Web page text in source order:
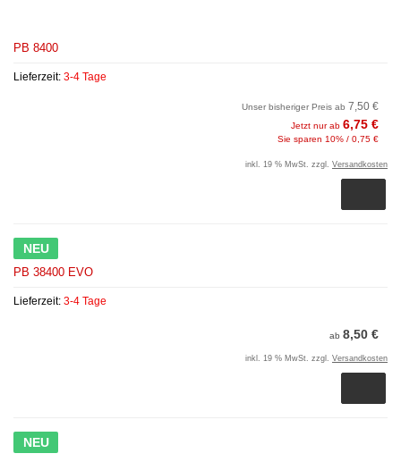
PB 8400
Lieferzeit: 3-4 Tage
Unser bisheriger Preis ab 7,50 €
Jetzt nur ab 6,75 €
Sie sparen 10% / 0,75 €
inkl. 19 % MwSt. zzgl. Versandkosten
NEU
PB 38400 EVO
Lieferzeit: 3-4 Tage
ab 8,50 €
inkl. 19 % MwSt. zzgl. Versandkosten
NEU